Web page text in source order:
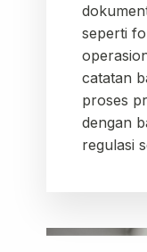
seperti
catatan
proses
dengan
regulasi